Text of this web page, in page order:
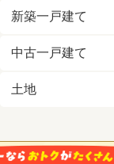
新築一戸建て
中古一戸建て
土地